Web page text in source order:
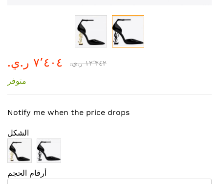
إلى
معرض
الصور
٧٬٤٠٤ ر.ي.‏ ١٢٬٣٤٢ ر.ي.‏
متوفر
Notify me when the price drops
الشكل
أرقام الحجم